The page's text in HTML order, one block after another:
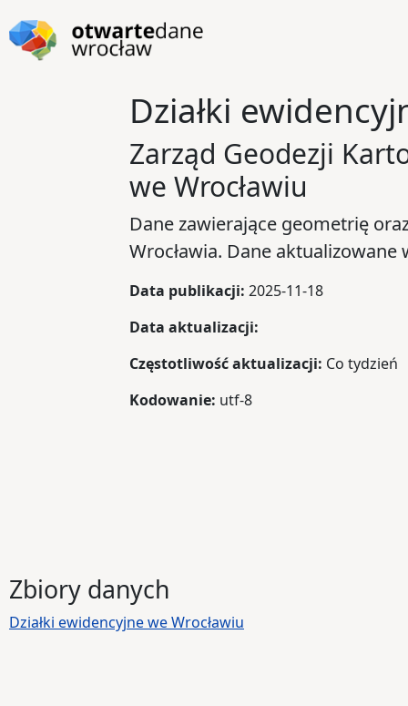
Przejdź do stopki
Działki
Zarząd Geodezji
we Wrocławiu
Dane zawierające geometrię
Wrocławia. Dane
Data publikacji: 2025-11-18
Data aktualizacji:
Częstotliwość aktualizacji: Co tydzień
Kodowanie: utf-8
Zbiory danych
Działki ewidencyjne we Wrocławiu